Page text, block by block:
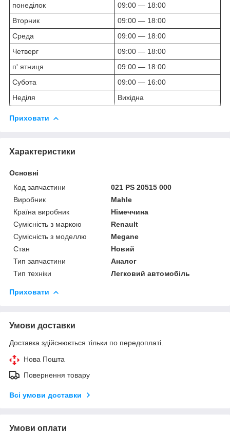
понеділок
09:00 — 18:00
Вторник
09:00 — 18:00
Среда
09:00 — 18:00
Четверг
09:00 — 18:00
п' ятниця
09:00 — 18:00
Субота
09:00 — 16:00
Неділя
Вихідна
Приховати
Характеристики
Основні
Код запчастини
021 PS 20515 000
Виробник
Mahle
Країна виробник
Німеччина
Сумісність з маркою
Renault
Сумісність з моделлю
Megane
Стан
Новий
Тип запчастини
Аналог
Тип техніки
Легковий автомобіль
Приховати
Умови доставки
Доставка здійснюється тільки по передоплаті.
Нова Пошта
Повернення товару
Всі умови доставки
Умови оплати